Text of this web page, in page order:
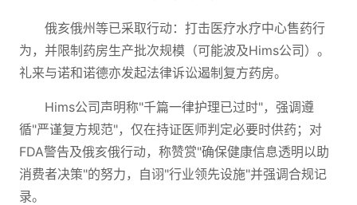
俄亥俄州等已采取行动：打击医疗水疗中心售药行
为，并限制药房生产批次规模（可能波及Hims公司）。
礼来与诺和诺德亦发起法律诉讼遏制复方药房。
Hims公司声明称"千篇一律护理已过时"，强调遵
循"严谨复方规范"，仅在持证医师判定必要时供药；对
FDA警告及俄亥俄行动，称赞赏"确保健康信息透明以助
消费者决策"的努力，自诩"行业领先设施"并强调合规记
录。